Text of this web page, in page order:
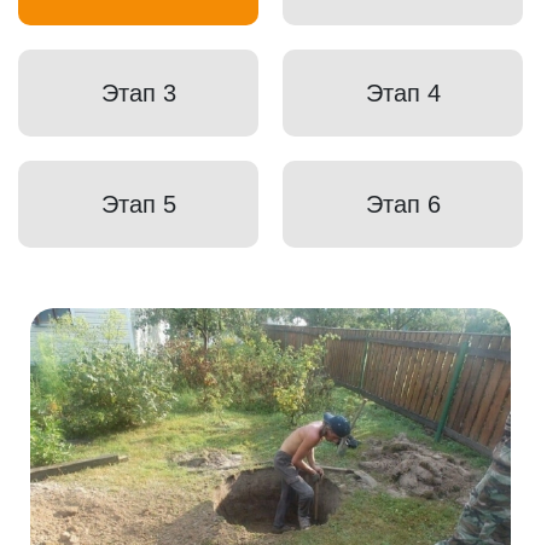
Этап 3 Этап 4
Этап 5 Этап 6